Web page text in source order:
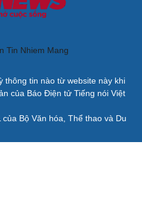
thông tin nào từ website này khi
của Báo Điện tử Tiếng nói Việt
Bộ Văn hóa, Thể thao và Du